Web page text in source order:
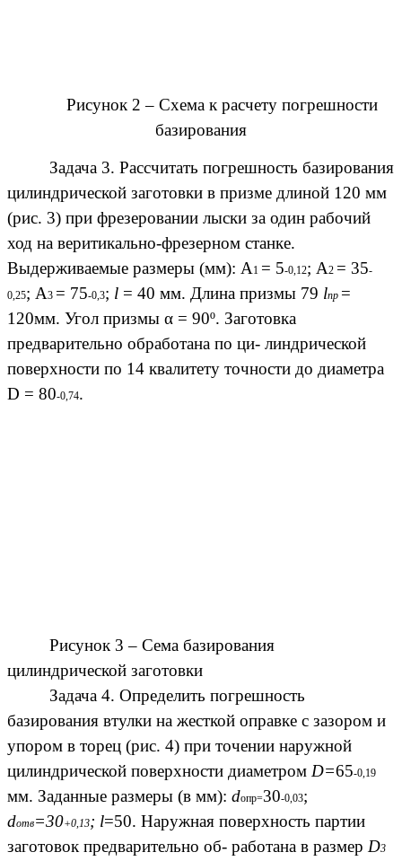
Рисунок 2 – Схема к расчету погрешности
базирования
Задача 3. Рассчитать погрешность базирования
цилиндрической заготовки в призме длиной 120 мм
(рис. 3) при фрезеровании лыски за один рабочий
ход на веритикально-фрезерном станке.
Выдерживаемые размеры (мм): А 1 = 5-0,12; А2 = 35-
0,25; А3 = 75-0,3; l = 40 мм. Длина призмы 79 lпр =
120мм. Угол призмы α = 90º. Заготовка
предварительно обработана по ци- линдрической
поверхности по 14 квалитету точности до диаметра
D = 80-0,74.
Рисунок 3 – Сема базирования
цилиндрической заготовки
Задача 4. Определить погрешность
базирования втулки на жесткой оправке с зазором и
упором в торец (рис. 4) при точении наружной
цилиндрической поверхности диаметром D=65-0,19
мм. Заданные размеры (в мм): dопр=30-0,03;
domв=30+0,13; l=50. Наружная поверхность партии
заготовок предварительно об- работана в размер D3